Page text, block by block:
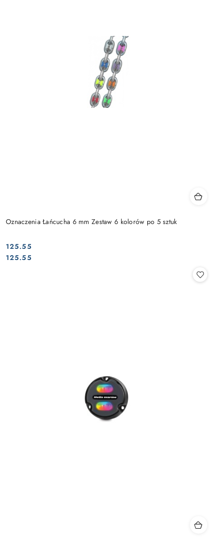
Oznaczenia Łańcucha 6 mm Zestaw 6 kolorów po 5 sztuk
Cena:
125.55
Cena:
125.55